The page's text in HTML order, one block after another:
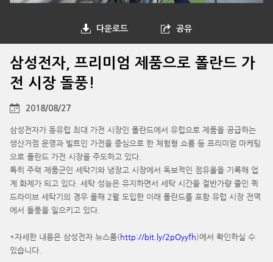
다운로드 공유
삼성전자, 프리미엄 제품으로 폴란드 가
전 시장 돌풍!
2018/08/27
삼성전자가 동유럽 최대 가전 시장인 폴란드에서 유럽으로 제품을 공급하는
생산거점 운영과 빌트인 가전을 중심으로 한 체험형 쇼룸 등 프리미엄 마케팅
으로 폴란드 가전 시장을 주도하고 있다.
특히 주력 제품군인 세탁기와 냉장고 시장에서 독보적인 점유율을 기록해 업
계 화제가 되고 있다. 세탁 성능은 유지하면서 세탁 시간을 절반가량 줄인 퀵
드라이브 세탁기의 경우 올해 2월 도입한 이래 폴란드를 포함 유럽 시장 전역
에서 돌풍을 일으키고 있다.
*자세한 내용은 삼성전자 뉴스룸(http://bit.ly/2pOyyfh)에서 확인하실 수
있습니다.